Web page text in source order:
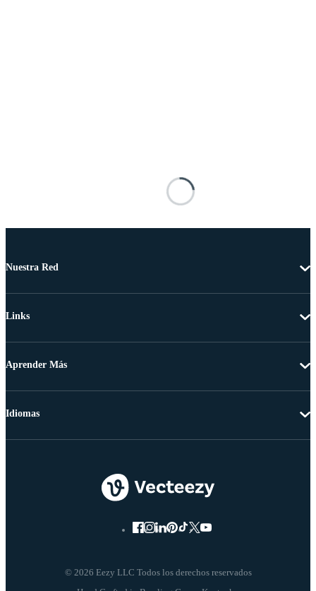
Nuestra Red
Links
Aprender Más
© 2026 Eezy LLC Todos los derechos reservados
Idiomas